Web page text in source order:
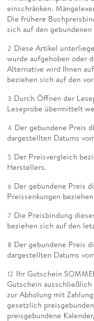
einschränken.
Die frühere
sich auf den
2 Diese Artikel
wurde aufgehoben oder
Alternative wird Ihnen
beziehen sich auf den
3 Durch Öffnen der
Leseprobe übermittelt
4 Der gebundene Preis
dargestellten Datums
5 Der Preisvergleich
Herstellers.
6 Der gebundene Preis
Preissenkungen
7 Die Preisbindung
beziehen sich auf den
8 Der gebundene Preis
dargestellten Datums
12 Ihr Gutschein
Gutschein
zur Abholung mit
gesetzlich
preisgebundene